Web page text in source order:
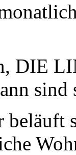
DIE
beläuft